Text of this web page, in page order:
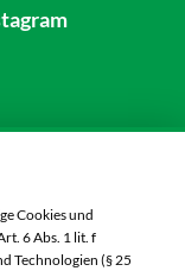
Cookies und
6 Abs. 1 lit. f
Technologien (§ 25